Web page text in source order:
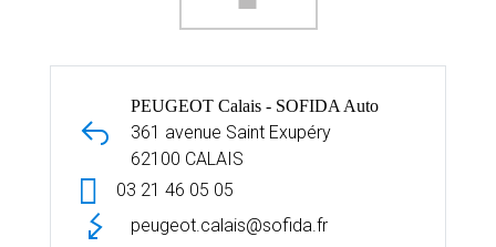
PEUGEOT Calais - SOFIDA Auto
361 avenue Saint Exupéry
62100 CALAIS
03 21 46 05 05
peugeot.calais@sofida.fr